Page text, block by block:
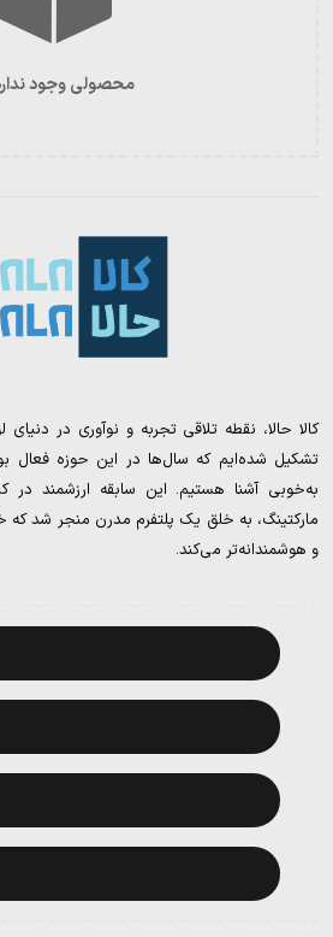
محصولی وجود
کالا حالا، نقطه تلاقی تجربه و نوآوری در
تشکیل شده‌ایم که سال‌ها در این حوزه فعال
به‌خوبی آشنا هستیم. این سابقه ارزشمند در
مارکتینگ، به خلق یک پلتفرم مدرن منجر شد که
و هوشمندانه‌تر می‌کند.